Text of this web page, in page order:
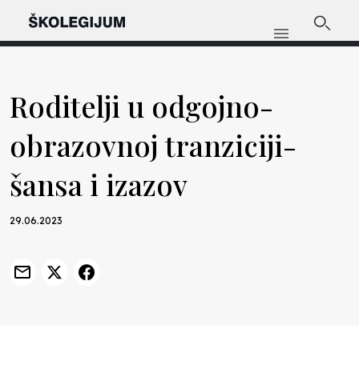
Roditelji u odgojno-
obrazovnoj tranziciji-
šansa i izazov
29.06.2023